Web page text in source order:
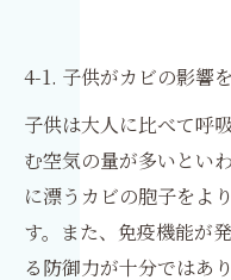
4-1. 子供がカビの影響
子供は大人に比べて呼
む空気の量が多いとい
に漂うカビの胞子をよ
す。また、免疫機能が
る防御力が十分ではあ